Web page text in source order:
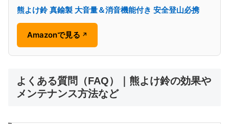
熊よけ鈴 真鍮製 大音量＆消音機能付き 安全登山必携
Amazonで見る ↗
よくある質問（FAQ）｜熊よけ鈴の効果や
メンテナンス方法など